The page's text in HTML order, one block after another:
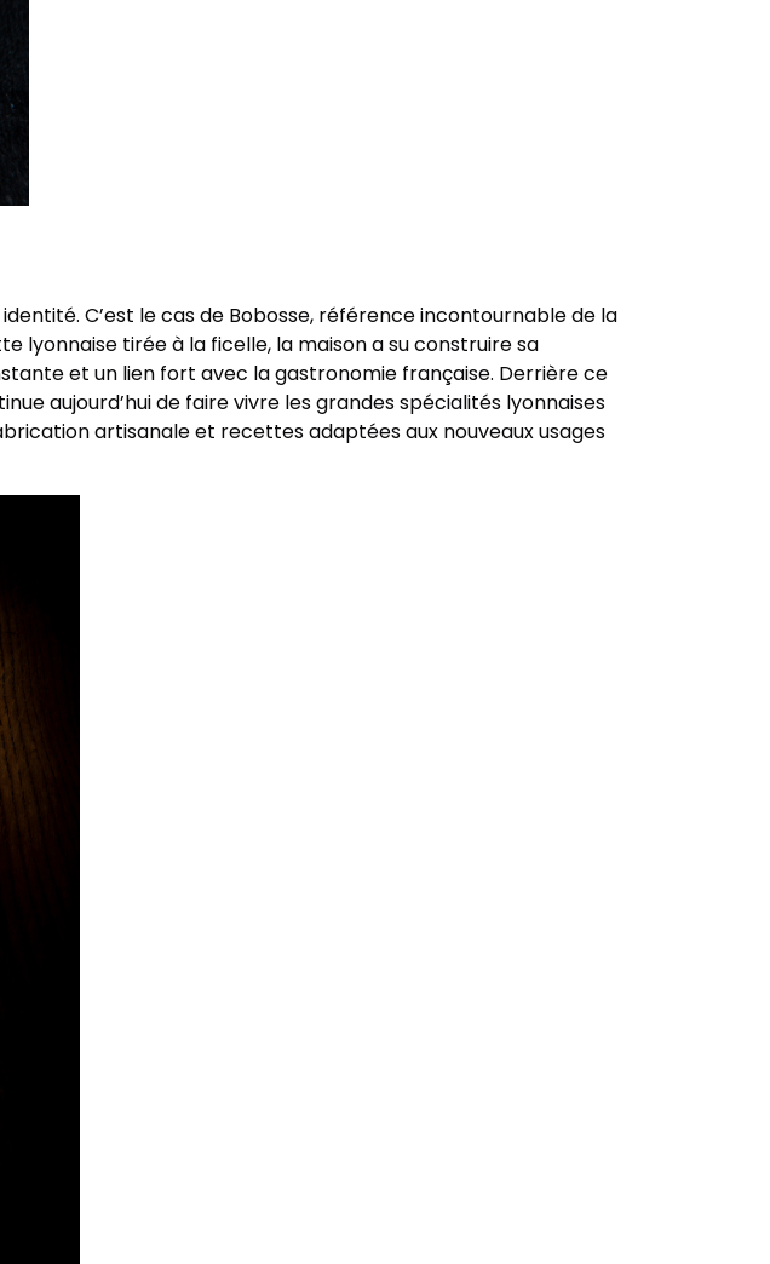
C’est le cas de Bobosse, référence incontournable de la
lyonnaise tirée à la ficelle, la maison a su construire sa
et un lien fort avec la gastronomie française. Derrière ce
aujourd’hui de faire vivre les grandes spécialités lyonnaises
artisanale et recettes adaptées aux nouveaux usages